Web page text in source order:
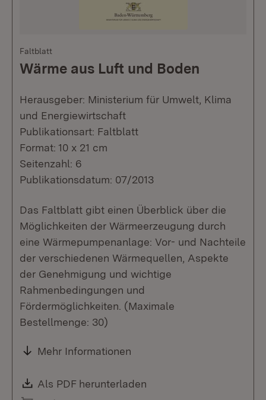
Faltblatt
Wärme aus Luft und Boden
Herausgeber: Ministerium für Umwelt, Klima
und Energiewirtschaft
Publikationsart: Faltblatt
Format: 10 x 21 cm
Seitenzahl: 6
Publikationsdatum: 07/2013
Das Faltblatt gibt einen Überblick über die
Möglichkeiten der Wärmeerzeugung durch
eine Wärmepumpenanlage: Vor- und Nachteile
der verschiedenen Wärmequellen, Aspekte
der Genehmigung und wichtige
Rahmenbedingungen und
Fördermöglichkeiten. (Maximale
Bestellmenge: 30)
Mehr Informationen
Download:
Als PDF herunterladen